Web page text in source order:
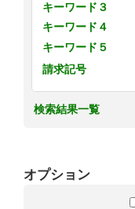
キーワード３
キーワード４
キーワード５
請求記号
検索結果一覧
オプション